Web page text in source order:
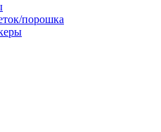
порошка